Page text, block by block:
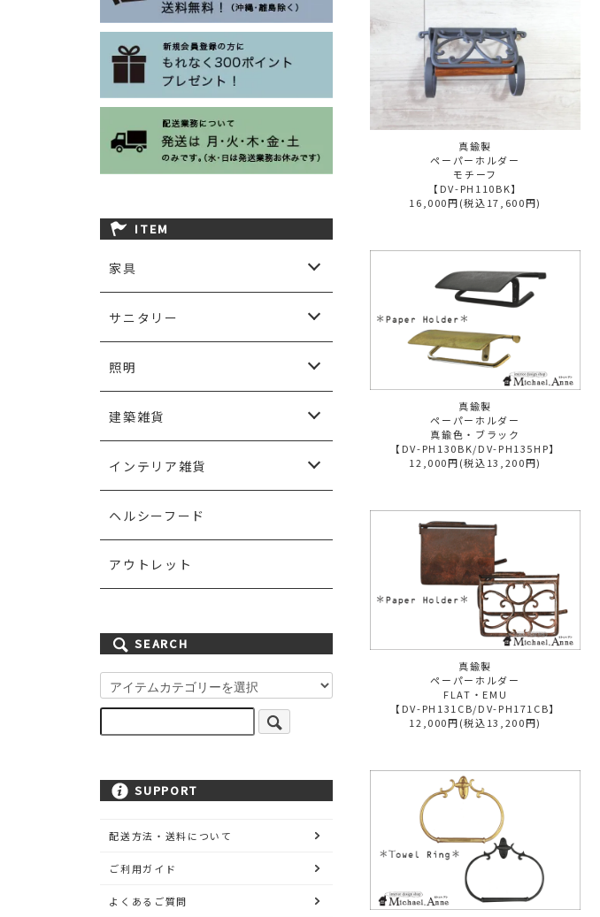
真鍮製
ペーパーホルダー
モチーフ
【DV-PH110BK】
16,000円(税込17,600円)
真鍮製
ペーパーホルダー
真鍮色・ブラック
【DV-PH130BK/DV-PH135HP】
12,000円(税込13,200円)
真鍮製
ペーパーホルダー
FLAT・EMU
【DV-PH131CB/DV-PH171CB】
12,000円(税込13,200円)
ITEM
家具
サニタリー
照明
建築雑貨
インテリア雑貨
ヘルシーフード
アウトレット
SEARCH
SUPPORT
配送方法・送料について
ご利用ガイド
よくあるご質問